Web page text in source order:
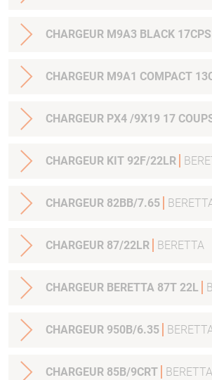
CHARGEUR M9A3 BLACK 17CPS
CHARGEUR M9A1 COMPACT
CHARGEUR PX4 /9X19 17
CHARGEUR KIT 92F/22LR
CHARGEUR 82BB/7.65
CHARGEUR 87/22LR BERETTA
CHARGEUR BERETTA 87T 22L
CHARGEUR 950B/6.35
CHARGEUR 85B/9CRT BERETTA